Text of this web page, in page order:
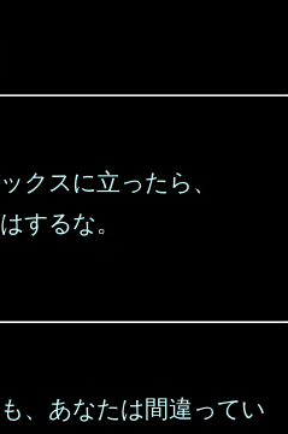
クスに立ったら、
するな。
、あなたは間違ってい